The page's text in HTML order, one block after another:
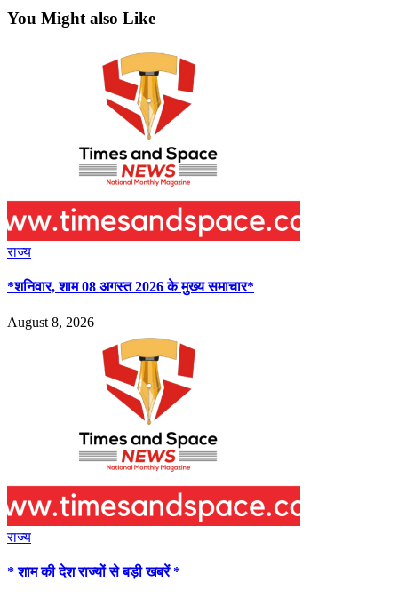
You Might also Like
राज्य
*शनिवार, शाम 08 अगस्त 2026 के मुख्य समाचार*
August 8, 2026
राज्य
* शाम की देश राज्यों से बड़ी खबरें *